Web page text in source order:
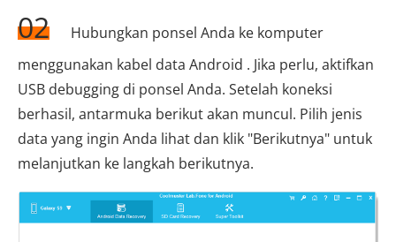
02
Hubungkan ponsel Anda ke komputer
menggunakan kabel data Android . Jika perlu, aktifkan
USB debugging di ponsel Anda. Setelah koneksi
berhasil, antarmuka berikut akan muncul. Pilih jenis
data yang ingin Anda lihat dan klik "Berikutnya" untuk
melanjutkan ke langkah berikutnya.